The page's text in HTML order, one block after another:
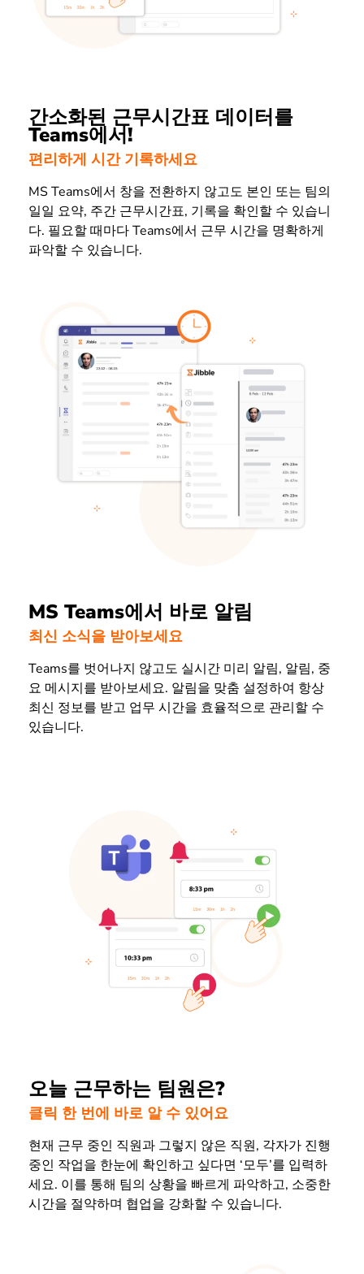
간소화된 근무시간표 데이터를
Teams에서!
편리하게 시간 기록하세요
MS Teams에서 창을 전환하지 않고도 본인 또는 팀의
일일 요약, 주간 근무시간표, 기록을 확인할 수 있습니
다. 필요할 때마다 Teams에서 근무 시간을 명확하게
파악할 수 있습니다.
MS Teams에서 바로 알림
최신 소식을 받아보세요
Teams를 벗어나지 않고도 실시간 미리 알림, 알림, 중
요 메시지를 받아보세요. 알림을 맞춤 설정하여 항상
최신 정보를 받고 업무 시간을 효율적으로 관리할 수
있습니다.
오늘 근무하는 팀원은?
클릭 한 번에 바로 알 수 있어요
현재 근무 중인 직원과 그렇지 않은 직원, 각자가 진행
중인 작업을 한눈에 확인하고 싶다면 ‘모두’를 입력하
세요. 이를 통해 팀의 상황을 빠르게 파악하고, 소중한
시간을 절약하며 협업을 강화할 수 있습니다.